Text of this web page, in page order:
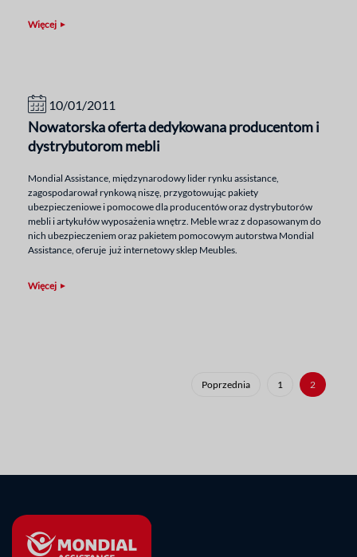
Więcej
10/01/2011
Nowatorska oferta dedykowana producentom i
dystrybutorom mebli
Mondial Assistance, międzynarodowy lider rynku assistance,
zagospodarował rynkową niszę, przygotowując pakiety
ubezpieczeniowe i pomocowe dla producentów oraz dystrybutorów
mebli i artykułów wyposażenia wnętrz. Meble wraz z dopasowanym do
nich ubezpieczeniem oraz pakietem pomocowym autorstwa Mondial
Assistance, oferuje już internetowy sklep Meubles.
Więcej
Poprzednia 1 2